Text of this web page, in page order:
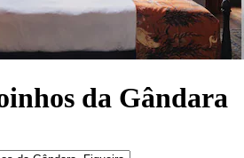
da Gândara